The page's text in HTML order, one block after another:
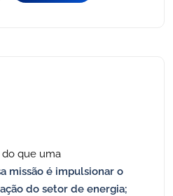
do que uma
missão é impulsionar o
do setor de energia;